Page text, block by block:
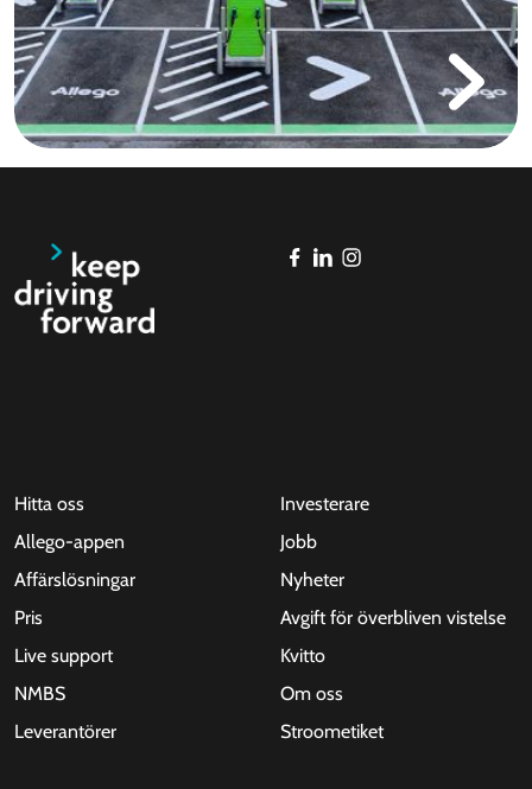
Hitta oss
Allego-appen
Affärslösningar
Pris
Live support
NMBS
Leverantörer
Investerare
Jobb
Nyheter
Avgift för överbliven vistelse
Kvitto
Om oss
Stroometiket